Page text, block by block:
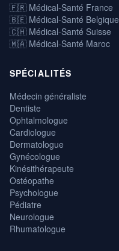
🇫🇷 Médical-Santé France
🇧🇪 Médical-Santé Belgique
🇨🇭 Médical-Santé Suisse
🇲🇦 Médical-Santé Maroc
SPÉCIALITÉS
Médecin généraliste
Dentiste
Ophtalmologue
Cardiologue
Dermatologue
Gynécologue
Kinésithérapeute
Ostéopathe
Psychologue
Pédiatre
Neurologue
Rhumatologue